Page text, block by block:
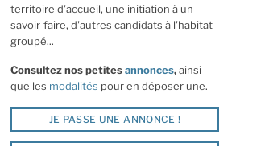
territoire d'accueil, une initiation à un
savoir-faire, d'autres candidats à l'habitat
groupé...
Consultez nos petitesannonces,ainsi
que les modalités pour en déposer une.
JE PASSE UNE ANNONCE !